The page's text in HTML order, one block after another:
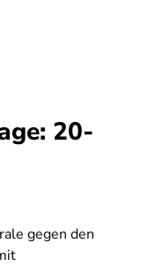
20-
gegen den